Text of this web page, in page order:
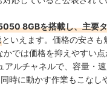
8GBを搭載し、主要
といえます。価格の安さ
かでは価格を抑えやすい
アルチャネルで、容量・速
時に動かす作業もこなし